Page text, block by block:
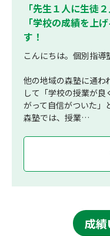
「先生１人に生徒
「学校の成績を上
す！
こんにちは。個別指導
他の地域の森塾に通わ
して「学校の授業が
がって自信がついた」
森塾では、授業…
成績